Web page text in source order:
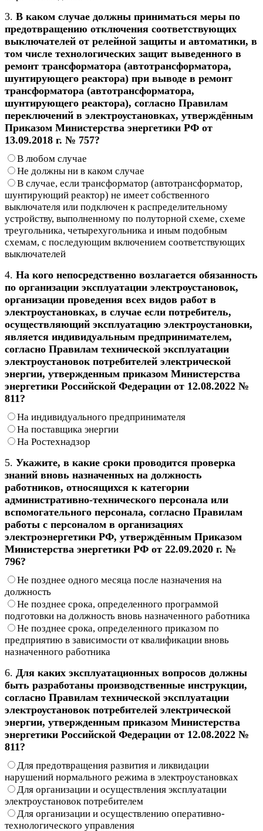
3. В каком случае должны приниматься меры по
предотвращению отключения соответствующих
выключателей от релейной защиты и автоматики, в
том числе технологических защит выведенного в
ремонт трансформатора (автотрансформатора,
шунтирующего реактора) при выводе в ремонт
трансформатора (автотрансформатора,
шунтирующего реактора), согласно Правилам
переключений в электроустановках, утверждённым
Приказом Министерства энергетики РФ от
13.09.2018 г. № 757?
В любом случае
Не должны ни в каком случае
В случае, если трансформатор (автотрансформатор,
шунтирующий реактор) не имеет собственного
выключателя или подключен к распределительному
устройству, выполненному по полуторной схеме, схеме
треугольника, четырехугольника и иным подобным
схемам, с последующим включением соответствующих
выключателей
4. На кого непосредственно возлагается обязанность
по организации эксплуатации электроустановок,
организации проведения всех видов работ в
электроустановках, в случае если потребитель,
осуществляющий эксплуатацию электроустановки,
является индивидуальным предпринимателем,
согласно Правилам технической эксплуатации
электроустановок потребителей электрической
энергии, утвержденным приказом Министерства
энергетики Российской Федерации от 12.08.2022 №
811?
На индивидуального предпринимателя
На поставщика энергии
На Ростехнадзор
5. Укажите, в какие сроки проводится проверка
знаний вновь назначенных на должность
работников, относящихся к категории
административно-технического персонала или
вспомогательного персонала, согласно Правилам
работы с персоналом в организациях
электроэнергетики РФ, утверждённым Приказом
Министерства энергетики РФ от 22.09.2020 г. №
796?
Не позднее одного месяца после назначения на
должность
Не позднее срока, определенного программой
подготовки на должность вновь назначенного работника
Не позднее срока, определенного приказом по
предприятию в зависимости от квалификации вновь
назначенного работника
6. Для каких эксплуатационных вопросов должны
быть разработаны производственные инструкции,
согласно Правилам технической эксплуатации
электроустановок потребителей электрической
энергии, утвержденным приказом Министерства
энергетики Российской Федерации от 12.08.2022 №
811?
Для предотвращения развития и ликвидации
нарушений нормального режима в электроустановках
Для организации и осуществления эксплуатации
электроустановок потребителем
Для организации и осуществлению оперативно-
технологического управления